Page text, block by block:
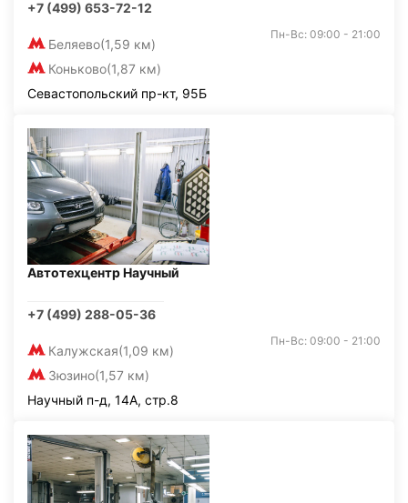
+7 (499) 653-72-12
Беляево(1,59 км)
Коньково(1,87 км)
Пн-Вс: 09:00 - 21:00
Севастопольский пр-кт, 95Б
Автотехцентр Научный
+7 (499) 288-05-36
Калужская(1,09 км)
Зюзино(1,57 км)
Пн-Вс: 09:00 - 21:00
Научный п-д, 14А, стр.8